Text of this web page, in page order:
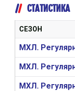
СТАТИСТИКА
СЕЗОН
МХЛ.
МХЛ.
МХЛ.